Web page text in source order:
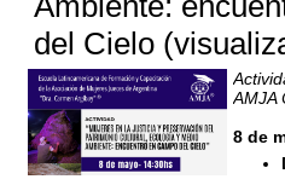
del Cielo
AMJA
8 de